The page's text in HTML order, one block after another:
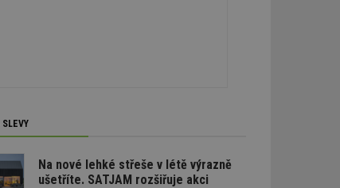
Na nové lehké střeše v létě výrazně
ušetříte. SATJAM rozšiřuje akci